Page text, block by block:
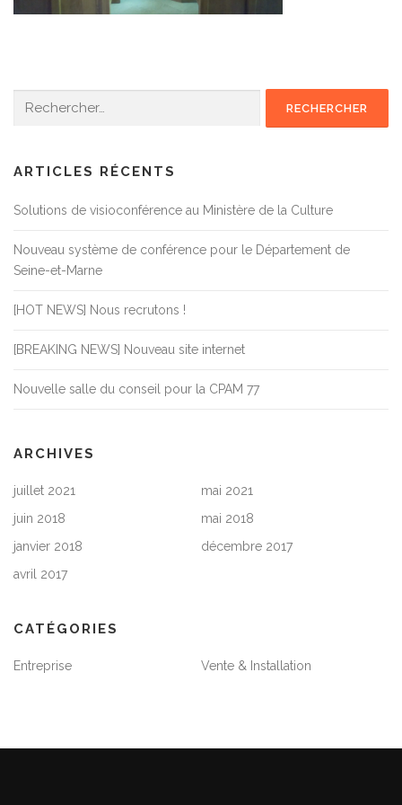
ARTICLES RÉCENTS
Solutions de visioconférence au Ministère de la Culture
Nouveau système de conférence pour le Département de
Seine-et-Marne
[HOT NEWS] Nous recrutons !
[BREAKING NEWS] Nouveau site internet
Nouvelle salle du conseil pour la CPAM 77
ARCHIVES
juillet 2021
mai 2021
juin 2018
mai 2018
janvier 2018
décembre 2017
avril 2017
CATÉGORIES
Entreprise Vente & Installation